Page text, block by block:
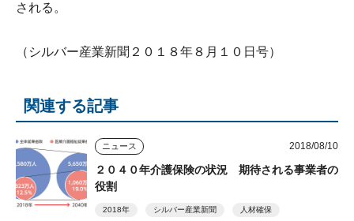
される。
（シルバー産業新聞２０１８年８月１０日号）
関連する記事
ニュース 2018/08/10
２０４０年介護保険の状況 期待される事業者の
役割
2018年 シルバー産業新聞 人材確保